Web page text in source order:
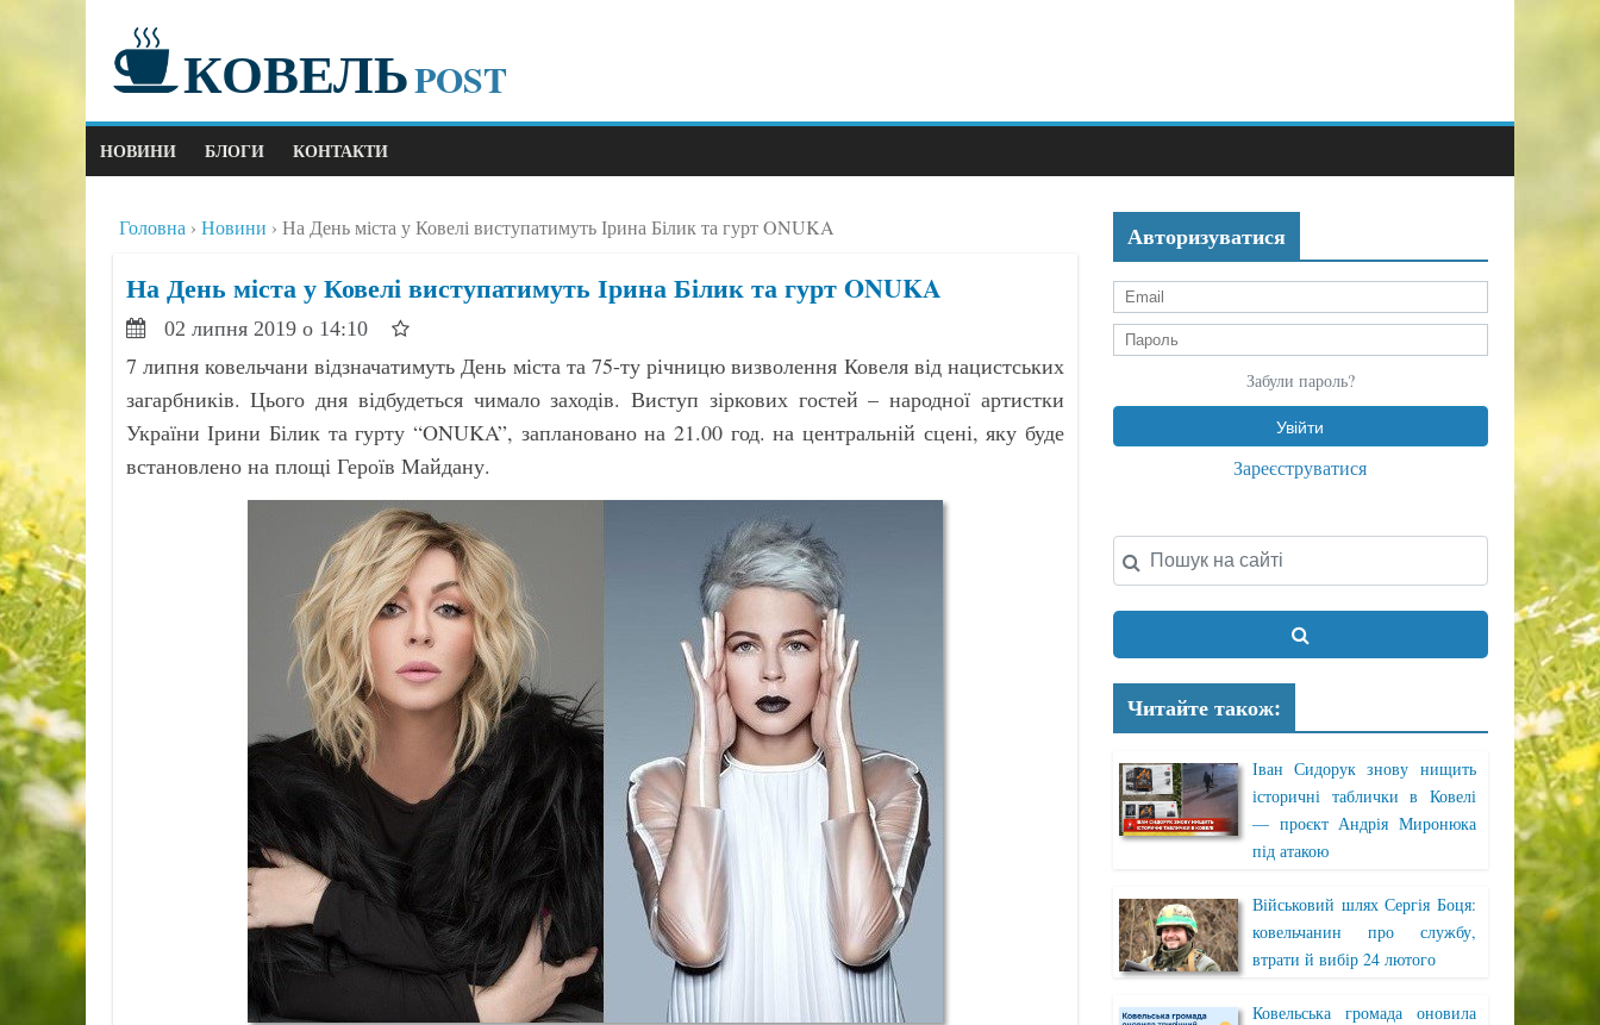
КОВЕЛЬPOST
НОВИНИ БЛОГИ КОНТАКТИ
Головна Новини На День міста у Ковелі виступатимуть Ірина Білик та гурт ONUKA
На День міста у Ковелі виступатимуть Ірина Білик та гурт ONUKA
02 липня 2019 о 14:10
7 липня ковельчани відзначатимуть День міста та 75-ту річницю визволення Ковеля від нацистських
загарбників. Цього дня відбудеться чимало заходів. Виступ зіркових гостей – народної артистки
України Ірини Білик та гурту “ONUKA”, заплановано на 21.00 год. на центральній сцені, яку буде
встановлено на площі Героїв Майдану.
Авторизуватися
Забули пароль?
Зареєструватися
Читайте також:
Іван Сидорук знову нищить
історичні таблички в Ковелі
— проєкт Андрія Миронюка
під атакою
Військовий шлях Сергія Боця:
ковельчанин про службу,
втрати й вибір 24 лютого
Ковельська громада оновила